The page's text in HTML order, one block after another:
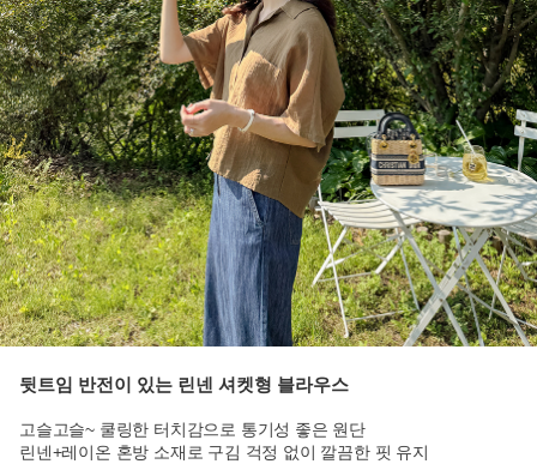
뒷트임 반전이 있는 린넨 셔켓형 블라우스
고슬고슬~ 쿨링한 터치감으로 통기성 좋은 원단
린넨+레이온 혼방 소재로 구김 걱정 없이 깔끔한 핏 유지